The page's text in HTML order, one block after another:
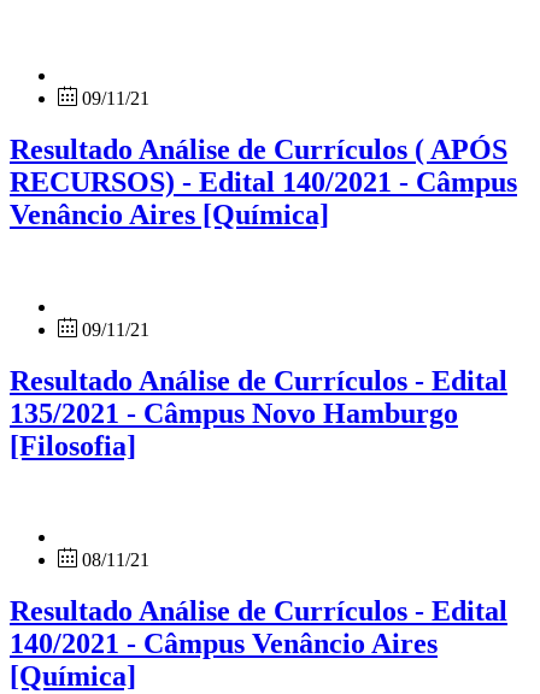
09/11/21
Resultado Análise de Currículos ( APÓS
RECURSOS) - Edital 140/2021 - Câmpus
Venâncio Aires [Química]
09/11/21
Resultado Análise de Currículos - Edital
135/2021 - Câmpus Novo Hamburgo
[Filosofia]
08/11/21
Resultado Análise de Currículos - Edital
140/2021 - Câmpus Venâncio Aires
[Química]